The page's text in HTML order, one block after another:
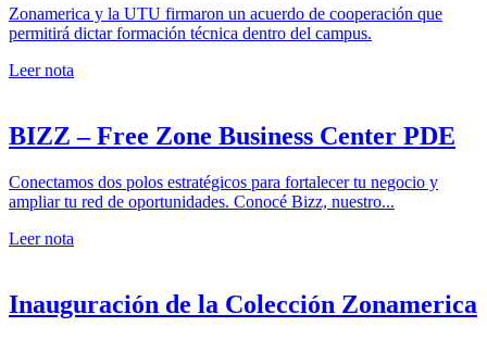
Zonamerica y la UTU firmaron un acuerdo de cooperación que
permitirá dictar formación técnica dentro del campus.
Leer nota
BIZZ – Free Zone Business Center PDE
Conectamos dos polos estratégicos para fortalecer tu negocio y
ampliar tu red de oportunidades. Conocé Bizz, nuestro...
Leer nota
Inauguración de la Colección Zonamerica